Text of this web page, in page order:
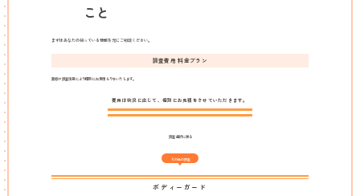
こと
まずはあなたの知っている情報を元にご相談ください。
調査費用 料金プラン
業態や調査項目により個別にお見積もりをいたします。
費用は状況に応じて、個別にお見積をさせていただきます。
調査選択に戻る
その他の調査
ボディーガード